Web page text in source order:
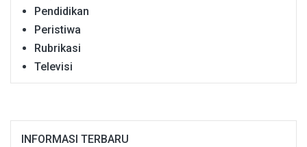
Pendidikan
Peristiwa
Rubrikasi
Televisi
INFORMASI TERBARU